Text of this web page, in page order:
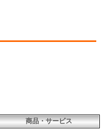
商品・サービス